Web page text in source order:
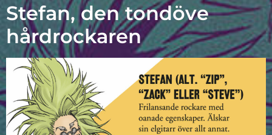
Stefan, den tondöve
hårdrockaren